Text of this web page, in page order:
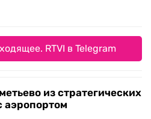
RTVI в Telegram
из стратегических
аэропортом